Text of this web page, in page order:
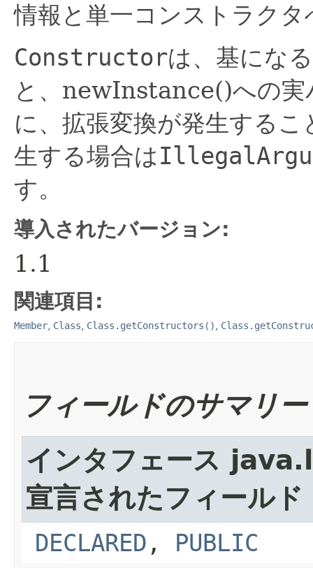
情報と単一コンストラク
Constructorは、基にな
と、newInstance()への実
に、拡張変換が発生する
生する場合は
す。
導入されたバージョン:
1.1
関連項目:
Member Class Class.getConstructors()
フィールドのサマリー
インタフェース
宣言されたフィールド
DECLARED, PUBLIC